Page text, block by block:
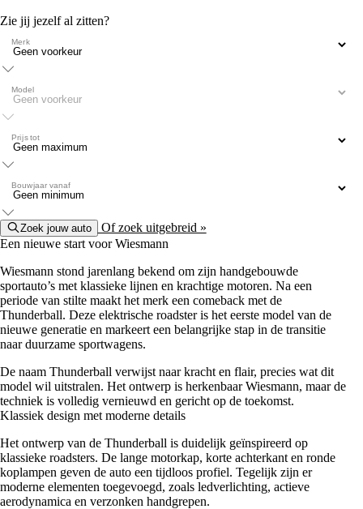
Zie jij jezelf al zitten?
Merk
Model
Prijs tot
Bouwjaar vanaf
Zoek jouw auto
Of zoek uitgebreid »
Een nieuwe start voor Wiesmann
Wiesmann stond jarenlang bekend om zijn handgebouwde
sportauto’s met klassieke lijnen en krachtige motoren. Na een
periode van stilte maakt het merk een comeback met de
Thunderball. Deze elektrische roadster is het eerste model van de
nieuwe generatie en markeert een belangrijke stap in de transitie
naar duurzame sportwagens.
De naam Thunderball verwijst naar kracht en flair, precies wat dit
model wil uitstralen. Het ontwerp is herkenbaar Wiesmann, maar de
techniek is volledig vernieuwd en gericht op de toekomst.
Klassiek design met moderne details
Het ontwerp van de Thunderball is duidelijk geïnspireerd op
klassieke roadsters. De lange motorkap, korte achterkant en ronde
koplampen geven de auto een tijdloos profiel. Tegelijk zijn er
moderne elementen toegevoegd, zoals ledverlichting, actieve
aerodynamica en verzonken handgrepen.